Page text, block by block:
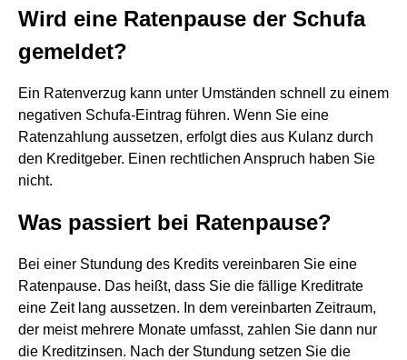
Wird eine Ratenpause der Schufa
gemeldet?
Ein Ratenverzug kann unter Umständen schnell zu einem
negativen Schufa-Eintrag führen. Wenn Sie eine
Ratenzahlung aussetzen, erfolgt dies aus Kulanz durch
den Kreditgeber. Einen rechtlichen Anspruch haben Sie
nicht.
Was passiert bei Ratenpause?
Bei einer Stundung des Kredits vereinbaren Sie eine
Ratenpause. Das heißt, dass Sie die fällige Kreditrate
eine Zeit lang aussetzen. In dem vereinbarten Zeitraum,
der meist mehrere Monate umfasst, zahlen Sie dann nur
die Kreditzinsen. Nach der Stundung setzen Sie die